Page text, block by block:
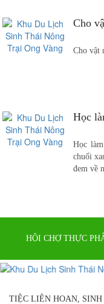
Cho
Cho vật
Học
Học
chuối
đem về
HỘI CHỢ THỰC
TIỆC LIÊN HOAN,